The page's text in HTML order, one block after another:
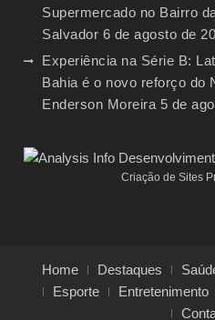
Supermercado no Bairro
Salvador 6 de agosto de
Experiência na Série B:
Bahia é o novo reforço do
Enderson Moreira 5 de
Criação de Sites
Home Destaques
Esporte
Entretenimento